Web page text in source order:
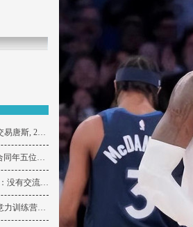
场均16分钟砍12+2三分! 难怪要交易唐斯, 25岁才1290万完美取代他
只许成功不许失败! 新赛季身处合同年五位球星, 湖人两旧将在列
台当局防务预算创新高，朱立伦：没有交流对话，无法确保台湾安全
徐州市儿童医院 “小小特种兵注意力训练营”圆满结营